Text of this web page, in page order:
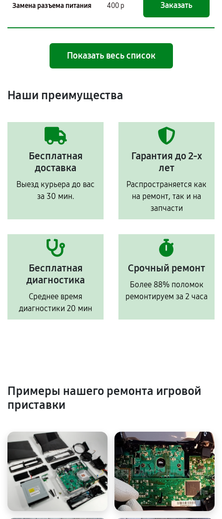
Замена разъема питания 400 р Заказать
Показать весь список
Наши преимущества
Бесплатная
доставка
Выезд курьера до вас
за 30 мин.
Гарантия до 2-х
лет
Распространяется как
на ремонт, так и на
запчасти
Бесплатная
диагностика
Среднее время
диагностики 20 мин
Срочный ремонт
Более 88% поломок
ремонтируем за 2 часа
Примеры нашего ремонта игровой
приставки